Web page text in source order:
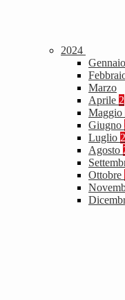
2024
Gennaio
Marzo
Aprile 2
Maggio
Giugno
Luglio 2
Agosto
Ottobre